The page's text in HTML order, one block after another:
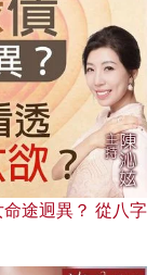
途迥異？ 從八字